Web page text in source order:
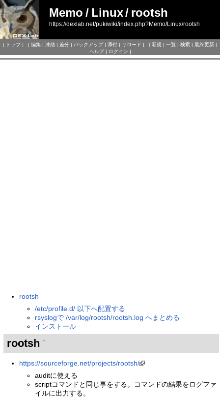
Memo / Linux/ rootsh
https://dexlab.net/pukiwiki/index.php?Memo/Linux/rootsh
[ トップ] [ 編集 | 凍結 | 差分 | バックアップ| 添付 | リロード ] [ 新規 | 一覧 | 検索 | 最終更新 |
ヘルプ| ログイン ]
rootsh
/etc/profile.d/ 以下へ配置する
rsyslogで /var/log/rootsh/rootsh.log へまとめる
インストール
rootsh †
https://sourceforge.net/projects/rootsh/
auditに使える
scriptコマンドと同じ事をする。コマンドの結果をログファ
イルに出力する。